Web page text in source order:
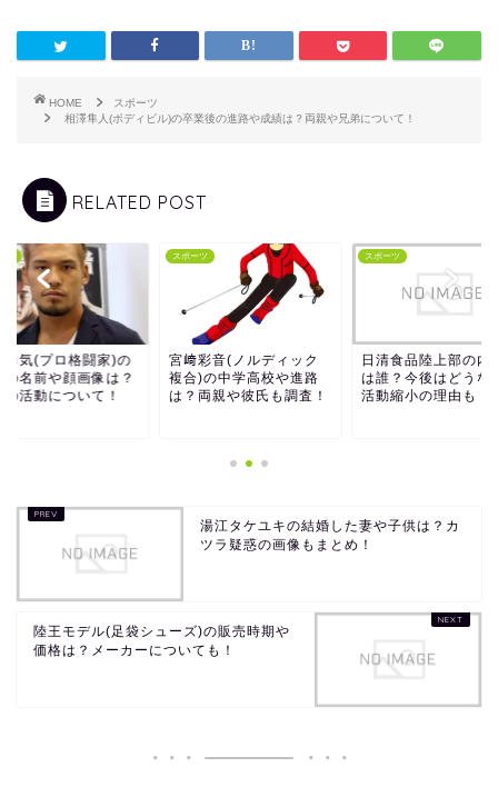
HOME
スポーツ
相澤隼人(ボディビル)の卒業後の進路や成績は？両親や兄弟について！
RELATED POST
勇気(プロ格闘家)の
の名前や顔画像は？
の活動について！
スポーツ
宮﨑彩音(ノルディック
複合)の中学高校や進路
は？両親や彼氏も調査！
スポーツ
日清食品陸上部の内
は誰？今後はどうな
活動縮小の理由も！
湯江タケユキの結婚した妻や子供は？カ
ツラ疑惑の画像もまとめ！
陸王モデル(足袋シューズ)の販売時期や
価格は？メーカーについても！